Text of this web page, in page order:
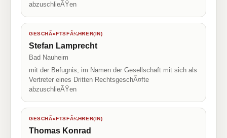
abzuschlieÃŸen
GESCHÃ¤FTSFÃ¼HRER(IN)
Stefan Lamprecht
Bad Nauheim
mit der Befugnis, im Namen der Gesellschaft mit sich als
Vertreter eines Dritten RechtsgeschÃ¤fte
abzuschlieÃŸen
GESCHÃ¤FTSFÃ¼HRER(IN)
Thomas Konrad